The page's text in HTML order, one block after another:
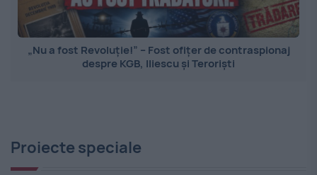
„Nu a fost Revoluție!” – Fost ofițer de contraspionaj
despre KGB, Iliescu și Teroriști
Proiecte speciale